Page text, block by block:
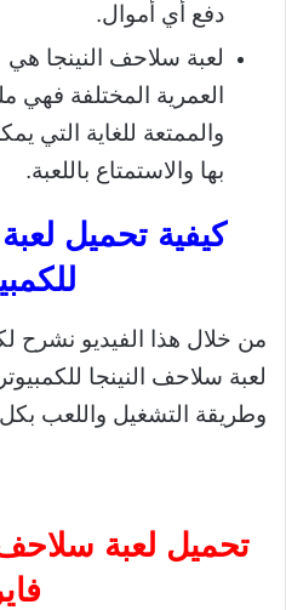
دفع أي أموال.
لعبة سلاحف النينجا هي
العمرية المختلفة فهي
والممتعة للغاية التي
بها والاستمتاع باللعبة.
كيفية تحميل
من خلال هذا الفيديو نشرح
لعبة سلاحف النينجا
وطريقة التشغيل واللعب
تحميل لعبة سلاحف